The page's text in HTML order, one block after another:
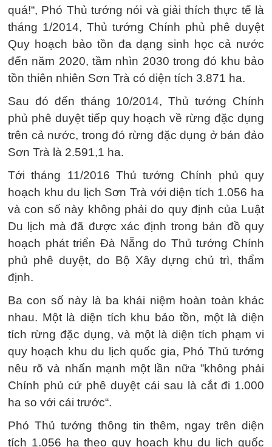
quá!“, Phó Thủ tướng nói và giải thích thực tế là
tháng 1/2014, Thủ tướng Chính phủ phê duyệt
Quy hoạch bảo tồn đa dạng sinh học cả nước
đến năm 2020, tầm nhìn 2030 trong đó khu bảo
tồn thiên nhiên Sơn Trà có diện tích 3.871 ha.
Sau đó đến tháng 10/2014, Thủ tướng Chính
phủ phê duyệt tiếp quy hoạch về rừng đặc dụng
trên cả nước, trong đó rừng đặc dụng ở bán đảo
Sơn Trà là 2.591,1 ha.
Tới tháng 11/2016 Thủ tướng Chính phủ quy
hoạch khu du lịch Sơn Trà với diện tích 1.056 ha
và con số này không phải do quy định của Luật
Du lịch mà đã được xác định trong bản đồ quy
hoạch phát triển Đà Nẵng do Thủ tướng Chính
phủ phê duyệt, do Bộ Xây dựng chủ trì, thẩm
định.
Ba con số này là ba khái niệm hoàn toàn khác
nhau. Một là diện tích khu bảo tồn, một là diện
tích rừng đặc dụng, và một là diện tích phạm vi
quy hoạch khu du lịch quốc gia, Phó Thủ tướng
nêu rõ và nhấn mạnh một lần nữa ”không phải
Chính phủ cứ phê duyệt cái sau là cắt đi 1.000
ha so với cái trước“.
Phó Thủ tướng thông tin thêm, ngay trên diện
tích 1.056 ha theo quy hoạch khu du lịch quốc